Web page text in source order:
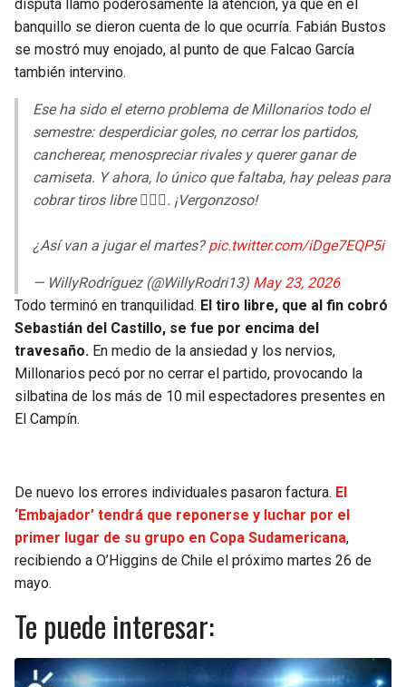
disputa llamó poderosamente la atención, ya que en el
banquillo se dieron cuenta de lo que ocurría. Fabián Bustos
se mostró muy enojado, al punto de que Falcao García
también intervino.
Ese ha sido el eterno problema de Millonarios todo el
semestre: desperdiciar goles, no cerrar los partidos,
cancherear, menospreciar rivales y querer ganar de
camiseta. Y ahora, lo único que faltaba, hay peleas para
cobrar tiros libre 🤦🏻‍♂️. ¡Vergonzoso!
¿Así van a jugar el martes?pic.twitter.com/iDge7EQP5i
— WillyRodríguez (@WillyRodri13) May 23, 2026
Todo terminó en tranquilidad. El tiro libre, que al fin cobró
Sebastián del Castillo, se fue por encima del
travesaño. En medio de la ansiedad y los nervios,
Millonarios pecó por no cerrar el partido, provocando la
silbatina de los más de 10 mil espectadores presentes en
El Campín.
De nuevo los errores individuales pasaron factura. El
‘Embajador’ tendrá que reponerse y luchar por el
primer lugar de su grupo en Copa Sudamericana,
recibiendo a O’Higgins de Chile el próximo martes 26 de
mayo.
Te puede interesar: